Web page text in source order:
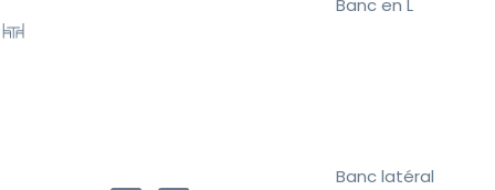
Banc en L
Banc latéral